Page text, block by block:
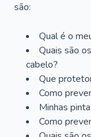
são:
Qual é o
Quais são
cabelo?
Que
Como
Minhas
Como